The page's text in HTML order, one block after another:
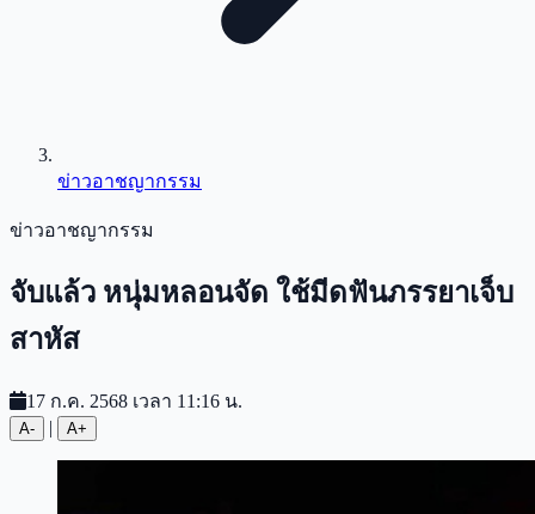
ข่าวอาชญากรรม
ข่าวอาชญากรรม
จับแล้ว หนุ่มหลอนจัด ใช้มีดฟันภรรยาเจ็บ
สาหัส
17 ก.ค. 2568 เวลา 11:16 น.
A- | A+